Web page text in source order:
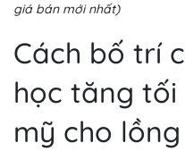
giá bán mới nhất)
Cách bố trí
học tăng
mỹ cho